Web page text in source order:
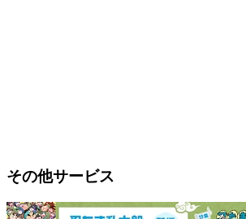
その他サービス